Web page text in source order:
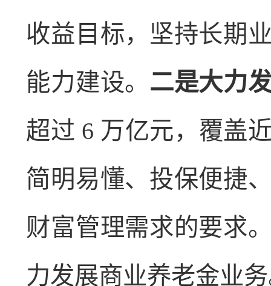
收益目标，坚持长期
能力建设。 二是大力
超过 6 万亿元，覆盖
简明易懂、投保便捷
财富管理需求的要求
力发展商业养老金业